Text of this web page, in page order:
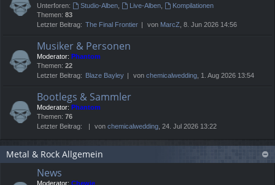
Unterforen:
Studio-Alben, Live-Alben,
Kompilationen
Themen: 83
Letzter Beitrag: The Final Frontier von MarcZ , 8. Jun 2026 14:56
Musiker & Personen
Moderator: Phantom
Themen: 22
Letzter Beitrag: Blaze Bayley von chemicalwedding , 1. Aug 2026 13:54
Bootlegs & Sammler
Moderator: Phantom
Themen: 76
Letzter Beitrag:
von chemicalwedding , 24. Jul 2026 13:22
Metal & Rock Allgemein
News
Moderator: Chewie